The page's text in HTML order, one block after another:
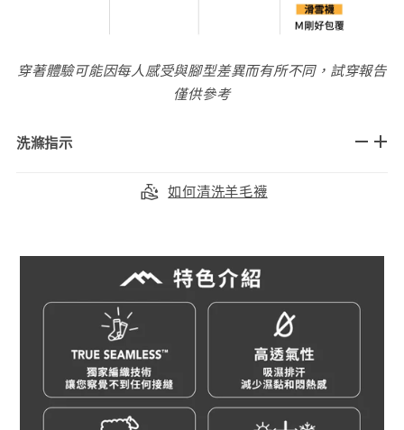
穿著體驗可能因每人感受與腳型差異而有所不同，試穿報告
僅供參考
洗滌指示
如何清洗羊毛襪